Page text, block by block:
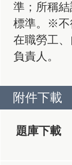
準；所稱
標準。※不
在職勞工
負責人。
附件下載
題庫下載